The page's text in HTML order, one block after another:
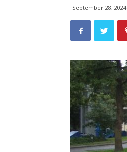
September 28, 2024